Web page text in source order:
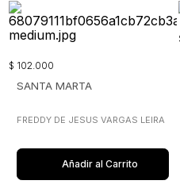
$ 102.000
SANTA MARTA
FREDDY DE JESUS VARGAS LEIRA
Añadir al Carrito